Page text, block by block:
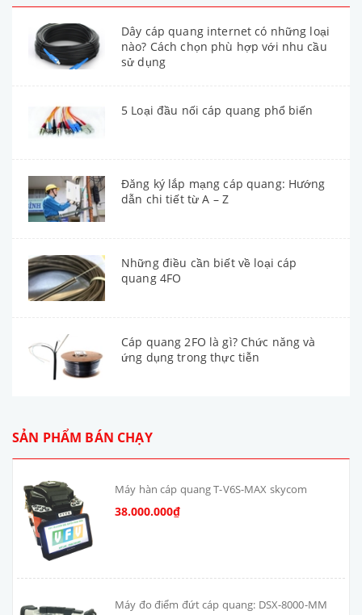
Dây cáp quang internet có những loại
nào? Cách chọn phù hợp với nhu cầu
sử dụng
5 Loại đầu nối cáp quang phổ biến
Đăng ký lắp mạng cáp quang: Hướng
dẫn chi tiết từ A – Z
Những điều cần biết về loại cáp
quang 4FO
Cáp quang 2FO là gì? Chức năng và
ứng dụng trong thực tiễn
SẢN PHẨM BÁN CHẠY
Máy hàn cáp quang T-V6S-MAX skycom
38.000.000₫
Máy đo điểm đứt cáp quang: DSX-8000-MM